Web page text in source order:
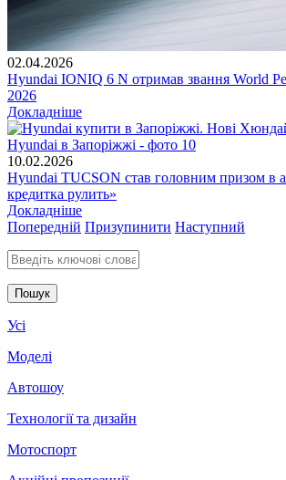
02.04.2026
Hyundai IONIQ 6 N отримав звання World
2026
Докладніше
10.02.2026
Hyundai TUCSON став головним призом в
кредитка рулить»
Докладніше
Попередній Призупинити Наступний
Введіть ключові слова для пошуку
Усі
Моделі
Автошоу
Технології та дизайн
Мотоспорт